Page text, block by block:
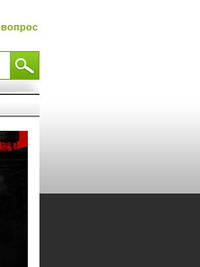
вопрос